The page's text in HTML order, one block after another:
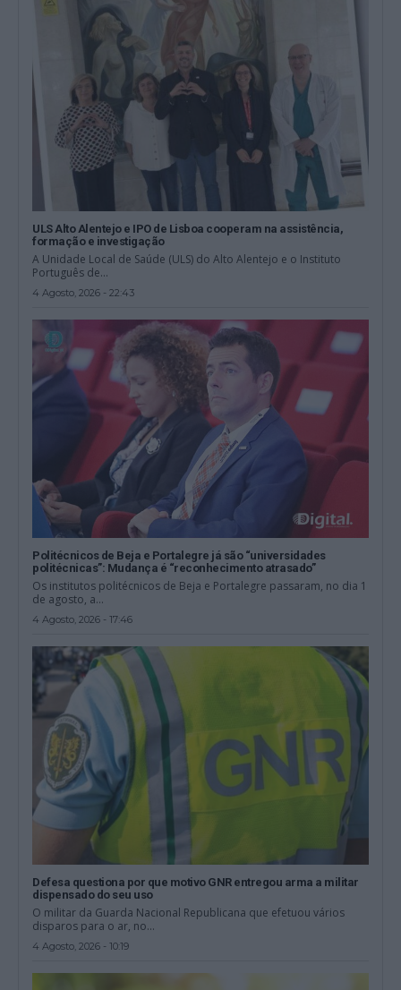
ULS Alto Alentejo e IPO de Lisboa cooperam na assistência,
formação e investigação
A Unidade Local de Saúde (ULS) do Alto Alentejo e o Instituto
Português de...
4 Agosto, 2026 - 22:43
Politécnicos de Beja e Portalegre já são “universidades
politécnicas”: Mudança é “reconhecimento atrasado”
Os institutos politécnicos de Beja e Portalegre passaram, no dia 1
de agosto, a...
4 Agosto, 2026 - 17:46
Defesa questiona por que motivo GNR entregou arma a militar
dispensado do seu uso
O militar da Guarda Nacional Republicana que efetuou vários
disparos para o ar, no...
4 Agosto, 2026 - 10:19